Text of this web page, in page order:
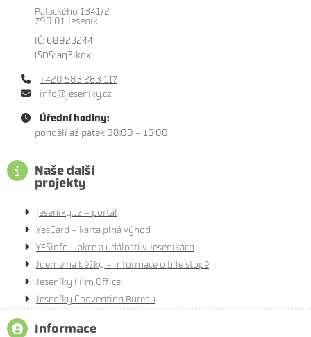
Palackého 1341/2
790 01 Jeseník
IČ: 68923244
ISDS: aq3ikqx
+420 583 283 117
info@jeseniky.cz
Úřední hodiny:
pondělí až pátek 08:00 - 16:00
Naše další
projekty
jeseniky.cz - portál
YesCard - karta plná výhod
YESinfo - akce a události v Jeseníkách
Jdeme na běžky - informace o bíle stopě
Jeseníky Film Office
Jeseníky Convention Bureau
Informace